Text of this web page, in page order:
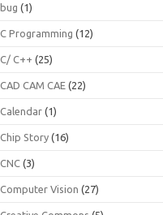
bug (1)
C Programming (12)
C/ C++ (25)
CAD CAM CAE (22)
Calendar (1)
Chip Story (16)
CNC (3)
Computer Vision (27)